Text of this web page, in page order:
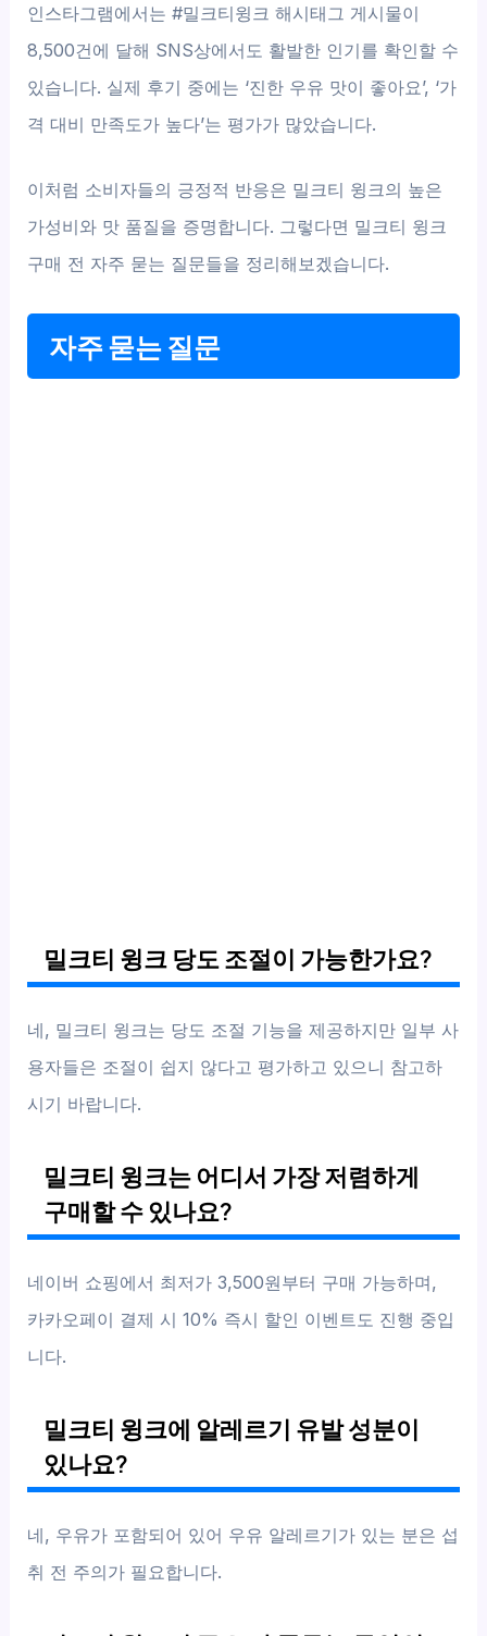
인스타그램에서는 #밀크티윙크 해시태그 게시물이
8,500건에 달해 SNS상에서도 활발한 인기를 확인할 수
있습니다. 실제 후기 중에는 ‘진한 우유 맛이 좋아요’, ‘가
격 대비 만족도가 높다’는 평가가 많았습니다.
이처럼 소비자들의 긍정적 반응은 밀크티 윙크의 높은
가성비와 맛 품질을 증명합니다. 그렇다면 밀크티 윙크
구매 전 자주 묻는 질문들을 정리해보겠습니다.
자주 묻는 질문
밀크티 윙크 당도 조절이 가능한가요?
네, 밀크티 윙크는 당도 조절 기능을 제공하지만 일부 사
용자들은 조절이 쉽지 않다고 평가하고 있으니 참고하
시기 바랍니다.
밀크티 윙크는 어디서 가장 저렴하게
구매할 수 있나요?
네이버 쇼핑에서 최저가 3,500원부터 구매 가능하며,
카카오페이 결제 시 10% 즉시 할인 이벤트도 진행 중입
니다.
밀크티 윙크에 알레르기 유발 성분이
있나요?
네, 우유가 포함되어 있어 우유 알레르기가 있는 분은 섭
취 전 주의가 필요합니다.